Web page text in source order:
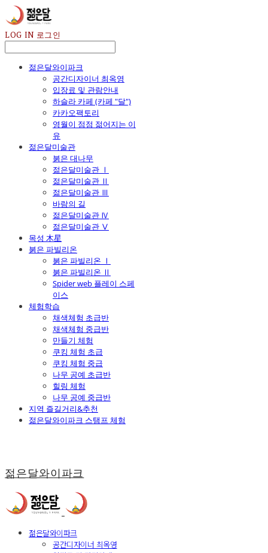
LOG IN 로그인
젊은달와이파크
공간디자이너 최옥영
입장료 및 관람안내
하슬라 카페 (카페 "달")
카카오팩토리
영월이 점점 젊어지는 이
유
젊은달미술관
붉은 대나무
젊은달미술관 Ⅰ
젊은달미술관 Ⅱ
젊은달미술관 Ⅲ
바람의 길
젊은달미술관 Ⅳ
젊은달미술관 Ⅴ
목성 木星
붉은 파빌리온
붉은 파빌리온 Ⅰ
붉은 파빌리온 Ⅱ
Spider web 플레이 스페
이스
체험학습
채색체험 초급반
채색체험 중급반
만들기 체험
쿠킹 체험 초급
쿠킹 체험 중급
나무 공예 초급반
힐링 체험
나무 공예 중급반
지역 즐길거리&추천
젊은달와이파크 스탬프 체험
젊은달와이파크
젊은달와이파크
공간디자이너 최옥영